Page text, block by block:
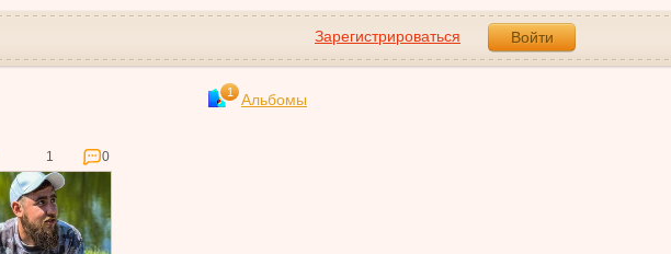
Зарегистрироваться Войти
1 Альбомы
1 0